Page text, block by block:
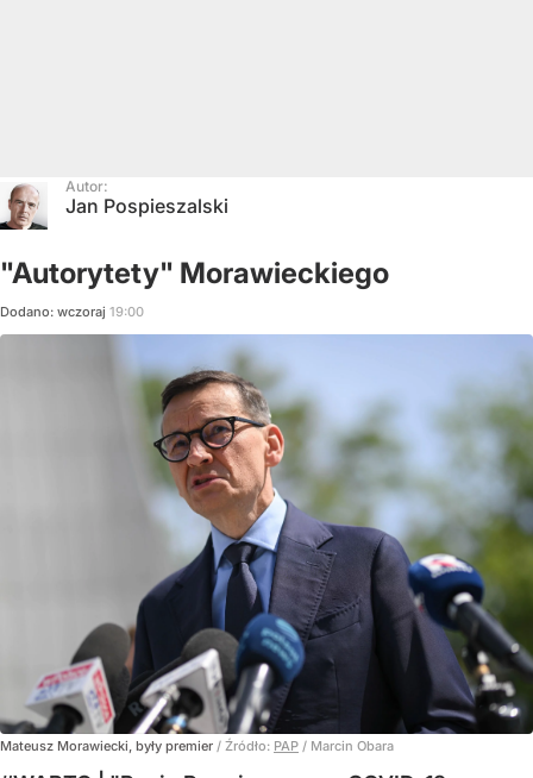
Autor:
Jan Pospieszalski
"Autorytety" Morawieckiego
Dodano: wczoraj 19:00
Mateusz Morawiecki, były premier / Źródło: PAP / Marcin Obara